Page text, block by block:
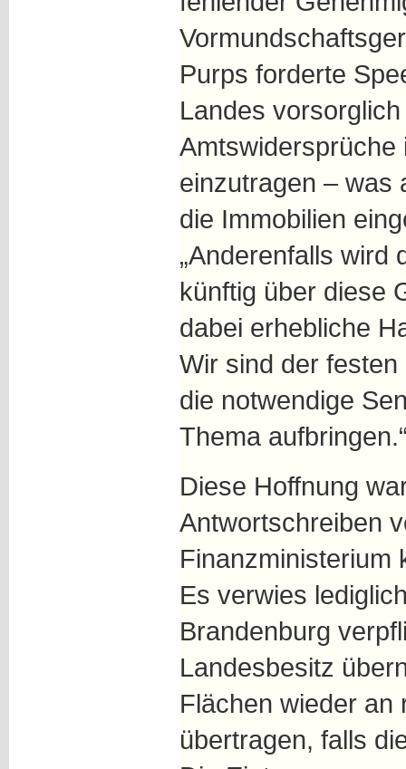
Purps forderte
Landes
Amtswidersprüche
einzutragen – was
die Immobilien
„Anderenfalls wird
künftig über diese
dabei erhebliche
Wir sind der
die notwendige
Thema
Diese Hoffnung
Antwortschreiben
Finanzministerium
Es verwies
Brandenburg
Landesbesitz
Flächen wieder an
übertragen, falls